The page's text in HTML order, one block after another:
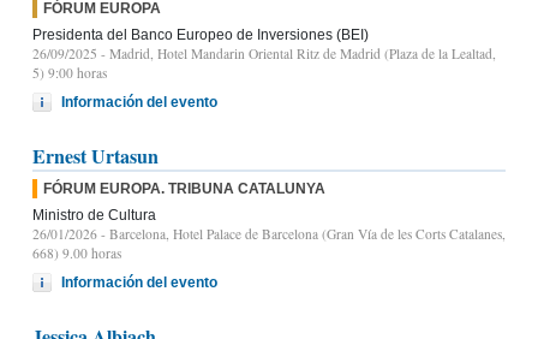
FÓRUM EUROPA
Presidenta del Banco Europeo de Inversiones (BEI)
26/09/2025 - Madrid, Hotel Mandarin Oriental Ritz de Madrid (Plaza de la Lealtad,
5) 9:00 horas
Información del evento
Ernest Urtasun
FÓRUM EUROPA. TRIBUNA CATALUNYA
Ministro de Cultura
26/01/2026 - Barcelona, Hotel Palace de Barcelona (Gran Vía de les Corts Catalanes,
668) 9.00 horas
Información del evento